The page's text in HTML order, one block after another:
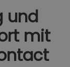
und
mit